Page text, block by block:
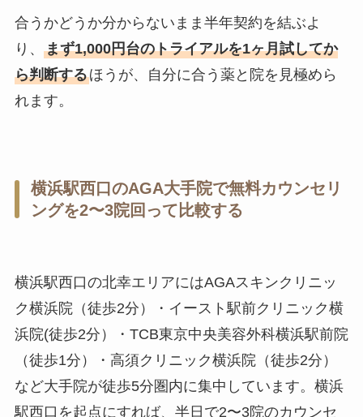
合うかどうか分からないまま半年契約を結ぶよ
り、 まず1,000円台のトライアルを1ヶ月試してか
ら判断するほうが、自分に合う薬と院を見極めら
れます。
横浜駅西口のAGA大手院で無料カウンセリ
ングを2〜3院回って比較する
横浜駅西口の北幸エリアにはAGAスキンクリニッ
ク横浜院（徒歩2分）・イースト駅前クリニック横
浜院(徒歩2分）・TCB東京中央美容外科横浜駅前院
（徒歩1分）・高須クリニック横浜院（徒歩2分）
など大手院が徒歩5分圏内に集中しています。横浜
駅西口を起点にすれば、半日で2〜3院のカウンセ